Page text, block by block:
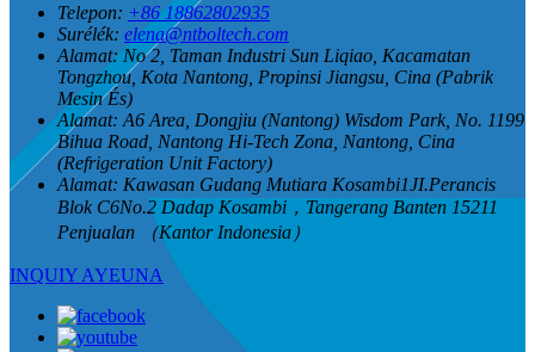
Telepon: +86 18862802935
Surélék: elena@ntboltech.com
Alamat: No 2, Taman Industri Sun Liqiao, Kacamatan
Tongzhou, Kota Nantong, Propinsi Jiangsu, Cina (Pabrik
Mesin És)
Alamat: A6 Area, Dongjiu (Nantong) Wisdom Park, No. 1199
Bihua Road, Nantong Hi-Tech Zona, Nantong, Cina
(Refrigeration Unit Factory)
Alamat: Kawasan Gudang Mutiara Kosambi1JI.Perancis
Blok C6No.2 Dadap Kosambi，Tangerang Banten 15211
Penjualan （Kantor Indonesia）
INQUIY AYEUNA